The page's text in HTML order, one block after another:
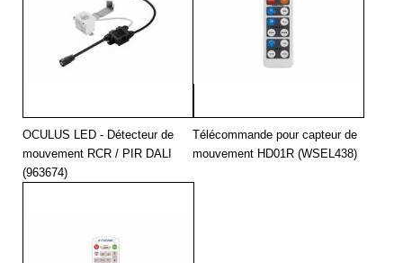
OCULUS LED - Détecteur de
mouvement RCR / PIR DALI
(963674)
Télécommande pour capteur de
mouvement HD01R (WSEL438)